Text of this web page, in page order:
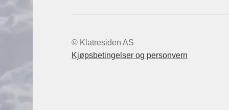
© Klatresiden AS
Kjøpsbetingelser og personvern